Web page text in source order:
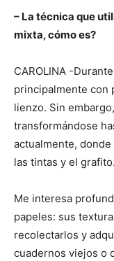
– La técnica que
mixta, cómo es?
CAROLINA -
principalmente con
lienzo. Sin
transformándose
actualmente,
las tintas y el grafito.
Me interesa
papeles: sus
recolectarlos y
cuadernos viejos o